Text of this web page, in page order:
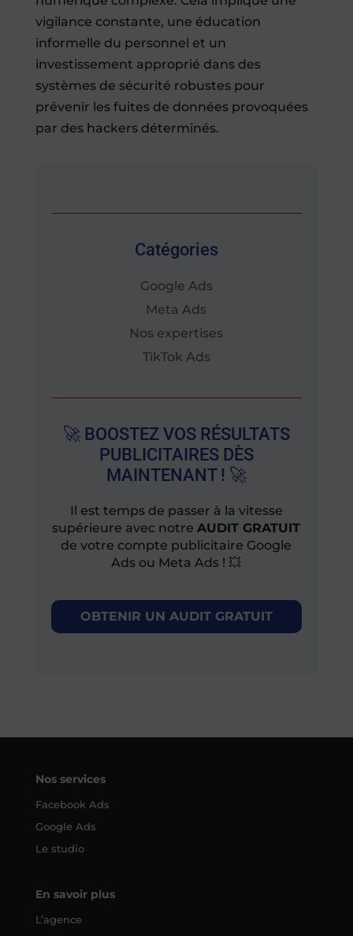
vigilance constante, une éducation
informelle du personnel et un
investissement approprié dans des
systèmes de sécurité robustes pour
prévenir les fuites de données provoquées
par des hackers déterminés.
Catégories
Google Ads
Meta Ads
Nos expertises
TikTok Ads
🚀 BOOSTEZ VOS RÉSULTATS
PUBLICITAIRES DÈS
MAINTENANT ! 🚀
Il est temps de passer à la vitesse
supérieure avec notreAUDIT GRATUIT
de votre compte publicitaire Google
Ads ou Meta Ads ! 💥
OBTENIR UN AUDIT GRATUIT
Nos services
Facebook Ads
Google Ads
Le studio
En savoir plus
L’agence